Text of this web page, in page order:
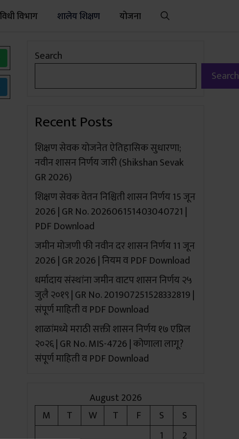
विधी विभाग शालेय शिक्षण योजना
Search
Search
Recent Posts
शिक्षण सेवक योजनेत ऐतिहासिक सुधारणा;
नवीन शासन निर्णय जारी (Shikshan Sevak
GR 2026)
शिक्षण सेवक वेतन निश्चिती शासन निर्णय 15 जून
2026 | GR No. 202606151403040721 |
PDF Download
जमीन मोजणी फी नवीन दर शासन निर्णय 11 जून
2026 | GR 2026 | नियम व PDF Download
धर्मादाय संस्थांना जमीन वाटप शासन निर्णय २५
जुलै २०१९ | GR No. 201907251528332819 |
संपूर्ण माहिती व PDF Download
शाळांमध्ये मराठी सक्ती शासन निर्णय १७ एप्रिल
२०२६ | GR No. MIS-4726 | कोणाला लागू?
संपूर्ण माहिती व PDF Download
August 2026
M
T W T F S
S
1
2